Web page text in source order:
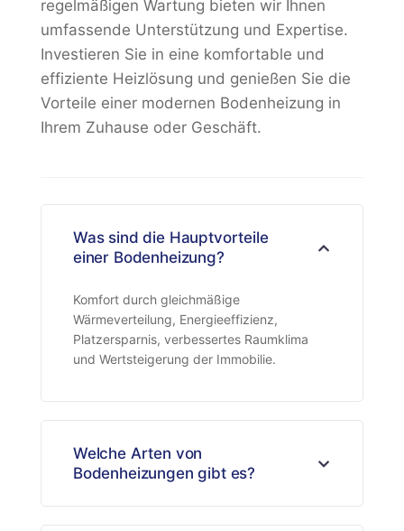
regelmäßigen Wartung bieten wir Ihnen
umfassende Unterstützung und Expertise.
Investieren Sie in eine komfortable und
effiziente Heizlösung und genießen Sie die
Vorteile einer modernen Bodenheizung in
Ihrem Zuhause oder Geschäft.
Was sind die Hauptvorteile
einer Bodenheizung?
Komfort durch gleichmäßige
Wärmeverteilung, Energieeffizienz,
Platzersparnis, verbessertes Raumklima
und Wertsteigerung der Immobilie.
Welche Arten von
Bodenheizungen gibt es?